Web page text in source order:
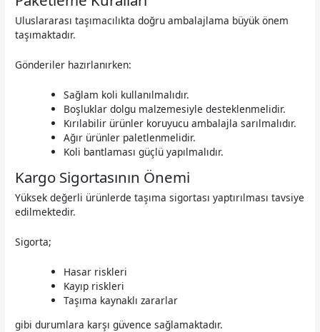
Uluslararası taşımacılıkta doğru ambalajlama büyük önem
taşımaktadır.
Gönderiler hazırlanırken:
Sağlam koli kullanılmalıdır.
Boşluklar dolgu malzemesiyle desteklenmelidir.
Kırılabilir ürünler koruyucu ambalajla sarılmalıdır.
Ağır ürünler paletlenmelidir.
Koli bantlaması güçlü yapılmalıdır.
Kargo Sigortasının Önemi
Yüksek değerli ürünlerde taşıma sigortası yaptırılması tavsiye
edilmektedir.
Sigorta;
Hasar riskleri
Kayıp riskleri
Taşıma kaynaklı zararlar
gibi durumlara karşı güvence sağlamaktadır.